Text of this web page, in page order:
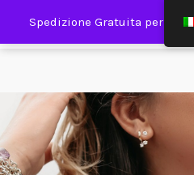
Spedizione Gratuita per